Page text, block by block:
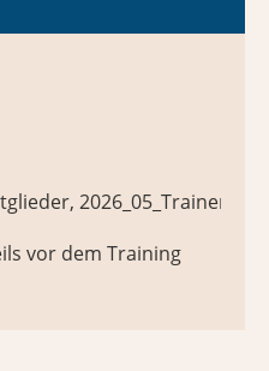
2026_05_Trainer*in
vor dem Training